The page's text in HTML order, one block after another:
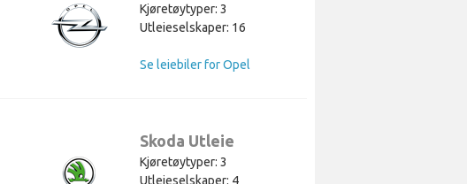
Kjøretøytyper: 3
Utleieselskaper: 16
Se leiebiler for Opel
Skoda Utleie
Kjøretøytyper: 3
Utleieselskaper: 4